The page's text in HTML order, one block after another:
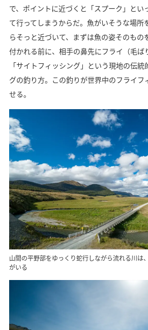
で、ポイントに近づくと「スプーク」とい
て行ってしまうからだ。魚がいそうな場所
らそっと近づいて、まずは魚の姿そのもの
付かれる前に、相手の鼻先にフライ（毛ば
「サイトフィッシング」という現地の伝
グの釣り方。この釣りが世界中のフライフ
せる。
山間の平野部をゆっくり蛇行しながら流れる川は
がいる